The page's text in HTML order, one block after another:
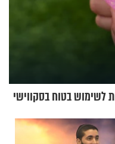
לשימוש בטוח בסקווישי